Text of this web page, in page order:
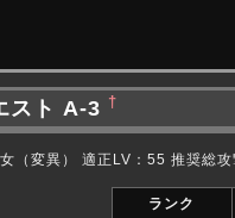
スト A-3 †
（変異） 適正LV：55 推奨総
ランク